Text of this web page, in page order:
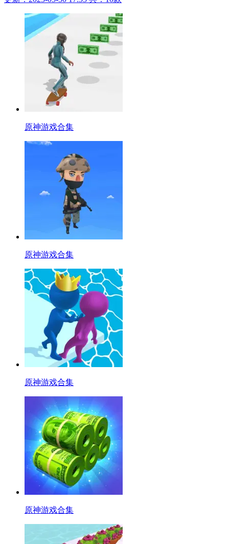
原神游戏合集
原神游戏合集
原神游戏合集
原神游戏合集